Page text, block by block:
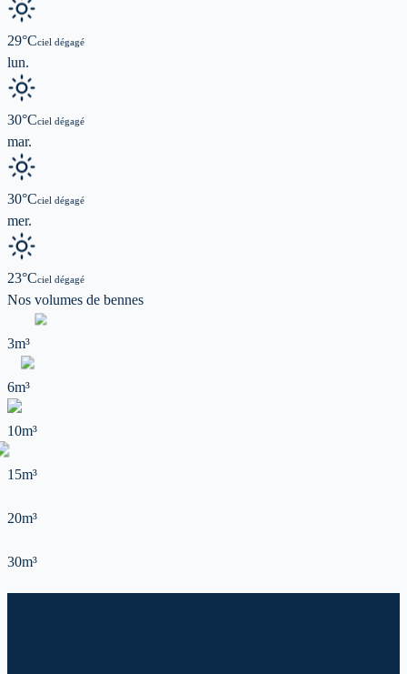
29°Cciel dégagé
lun.
30°Cciel dégagé
mar.
30°Cciel dégagé
mer.
23°Cciel dégagé
Nos volumes de bennes
3m³
6m³
10m³
15m³
20m³
30m³